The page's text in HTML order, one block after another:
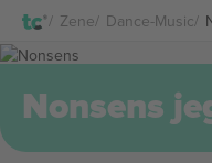
Zene Dance-Music
Nonsens